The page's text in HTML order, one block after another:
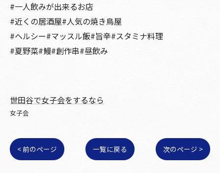
#一人飲みが出来るお店
#近くの居酒屋#人気の焼き鳥屋
#ヘルシー#マッスル飯#旨辛#スタミナ料理
#夏野菜#鰻#創作串#昼飲み
世田谷で女子会をするなら
女子会
< 前のページ 一覧に戻る 次のページ >